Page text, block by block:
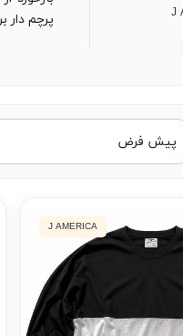
J
پرچم دار
J AMERICA